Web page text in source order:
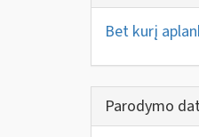
Bet kurį
Parodymo